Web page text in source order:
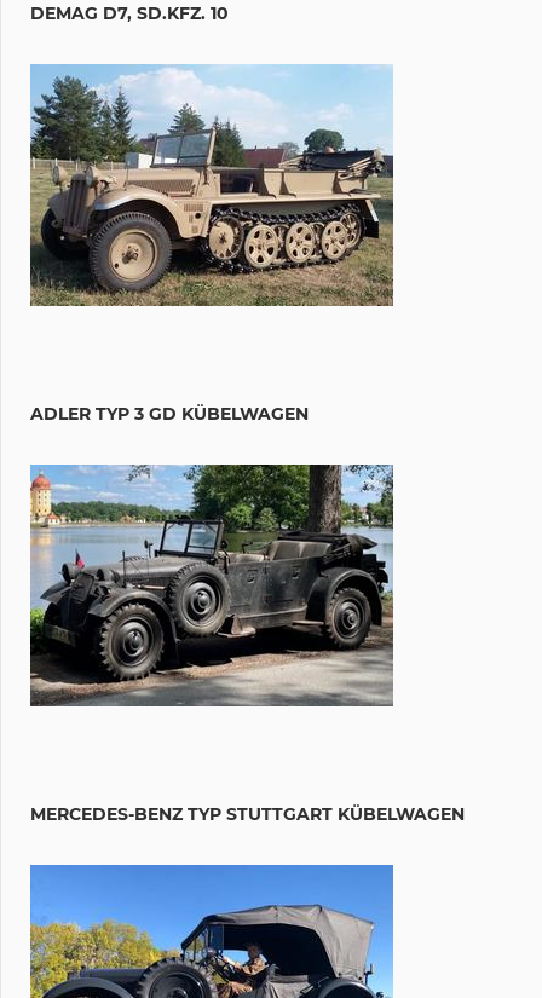
DEMAG D7, SD.KFZ. 10
ADLER TYP 3 GD KÜBELWAGEN
MERCEDES-BENZ TYP STUTTGART KÜBELWAGEN